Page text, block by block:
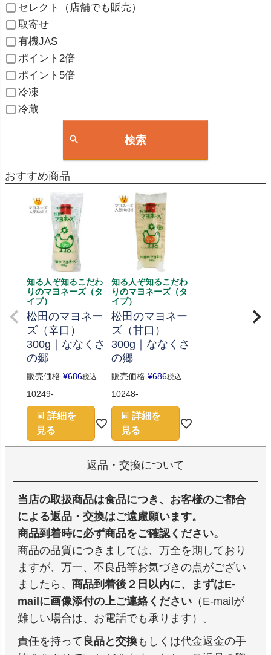
セレクト（店舗でも販売）
取寄せ
有機JAS
ポイント2倍
ポイント5倍
冷凍
冷蔵
検索
おすすめ商品
知る人ぞ知るこだわ
りのマヨネーズ（タ
イプ）
松田のマヨネー
ズ（辛口）
300g｜ななくさ
の郷
販売価格 ¥686税込
10249-
詳細を
見る
知る人ぞ知るこだわ
りのマヨネーズ（タ
イプ）
松田のマヨネー
ズ（甘口）
300g｜ななくさ
の郷
販売価格 ¥686税込
10248-
詳細を
見る
返品・交換について
当店の取扱商品は食品につき、お客様のご都合
による返品・交換はご遠慮願います。
商品到着時に必ず商品をご確認ください。
商品の品質につきましては、万全を期しており
ますが、万一、不良品等お気づきの点がござい
ましたら、 商品到着後２日以内に、まずはE-
mailに画像添付の上ご連絡ください （E-mailが
難しい場合は、お電話でも承ります）。
責任を持って 良品と交換もしくは代金返金の手